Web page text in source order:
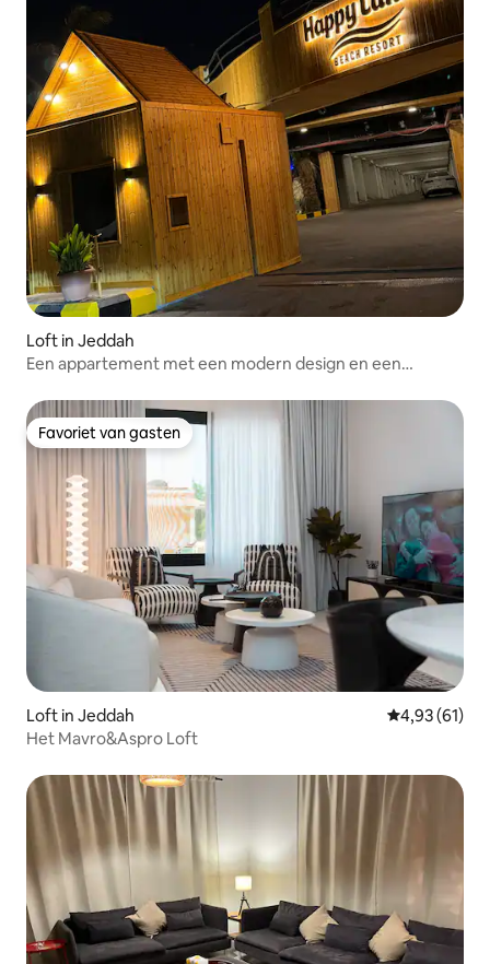
Loft in Jeddah
Een appartement met een modern design en een
Favoriet van gasten
Favoriet van gasten
Loft in Jeddah Gemiddelde
4,93 (61)
Het Mavro&Aspro Loft